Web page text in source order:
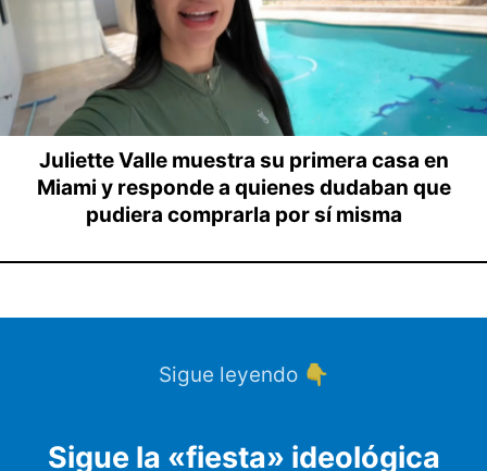
Juliette Valle muestra su primera casa en
Miami y responde a quienes dudaban que
pudiera comprarla por sí misma
Sigue leyendo 👇